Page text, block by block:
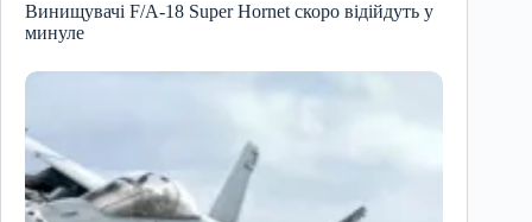
Винищувачі F/A-18 Super Hornet скоро відійдуть у
минуле